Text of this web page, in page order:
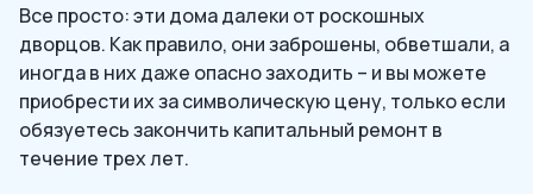
Все просто: эти дома далеки от роскошных
дворцов. Как правило, они заброшены, обветшали, а
иногда в них даже опасно заходить – и вы можете
приобрести их за символическую цену, только если
обязуетесь закончить капитальный ремонт в
течение трех лет.